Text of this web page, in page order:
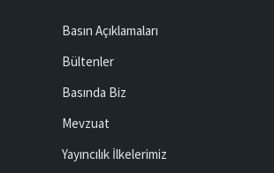
Basın Açıklamaları
Bültenler
Basında Biz
Mevzuat
Yayıncılık İlkelerimiz